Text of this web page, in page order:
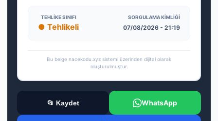
TEHLIKE SINIFI
● Tehlikeli
SORGULAMA KIMLIĞI
07/08/2026 - 21:19
Bu belge nacekodu.xyz sistemi üzerinden dijital olarak
oluşturulmuştur.
📂 Kaydet WhatsApp